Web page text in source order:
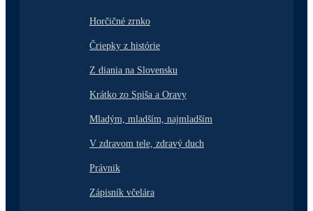
Horčičné zrnko
Čriepky z histórie
Z diania na Slovensku
Krátko zo Spiša a Oravy
Mladým, mladším, najmladším
V zdravom tele, zdravý duch
Právnik
Zápisník včelára